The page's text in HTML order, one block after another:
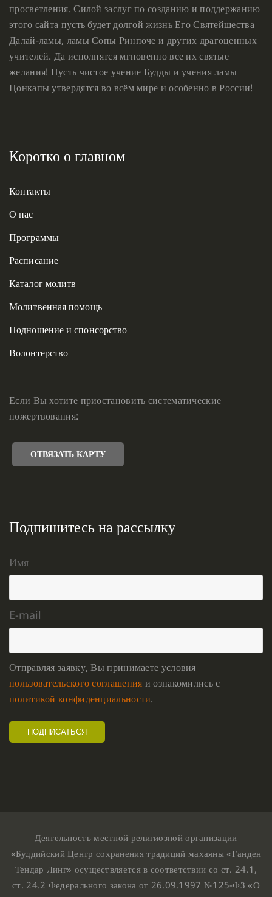
просветления. Силой заслуг по созданию и поддержанию
этого сайта пусть будет долгой жизнь Его Святейшества
Далай-ламы, ламы Сопы Ринпоче и других драгоценных
учителей. Да исполнятся мгновенно все их святые
желания! Пусть чистое учение Будды и учения ламы
Цонкапы утвердятся во всём мире и особенно в России!
Коротко о главном
Контакты
О нас
Программы
Расписание
Каталог молитв
Молитвенная помощь
Подношение и спонсорство
Волонтерство
Если Вы хотите приостановить систематические
пожертвования:
ОТВЯЗАТЬ КАРТУ
Подпишитесь на рассылку
Имя
E-mail
Отправляя заявку, Вы принимаете условия
пользовательского соглашения и ознакомились с
политикой конфиденциальности.
Деятельность местной религиозной организации
«Буддийский Центр сохранения традиций махаяны «Ганден
Тендар Линг» осуществляется в соответствии со ст. 24.1,
ст. 24.2 Федерального закона от 26.09.1997 №125-ФЗ «О